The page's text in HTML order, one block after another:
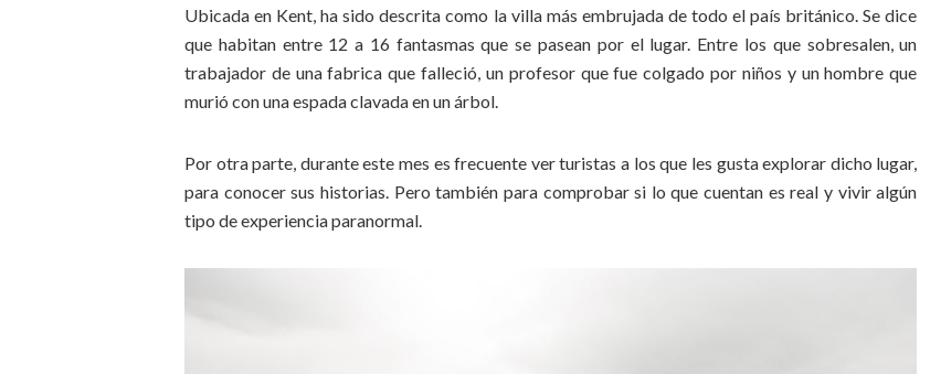
Ubicada en Kent, ha sido descrita como la villa más embrujada de todo el país británico. Se dice
que habitan entre 12 a 16 fantasmas que se pasean por el lugar. Entre los que sobresalen, un
trabajador de una fabrica que falleció, un profesor que fue colgado por niños y un hombre que
murió con una espada clavada en un árbol.
Por otra parte, durante este mes es frecuente ver turistas a los que les gusta explorar dicho lugar,
para conocer sus historias. Pero también para comprobar si lo que cuentan es real y vivir algún
tipo de experiencia paranormal.